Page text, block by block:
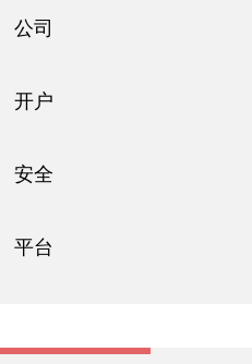
公司
开户
安全
平台